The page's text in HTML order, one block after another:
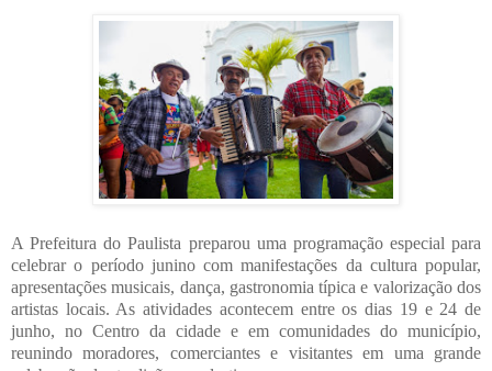
A Prefeitura do Paulista preparou uma programação especial para
celebrar o período junino com manifestações da cultura popular,
apresentações musicais, dança, gastronomia típica e valorização dos
artistas locais. As atividades acontecem entre os dias 19 e 24 de
junho, no Centro da cidade e em comunidades do município,
reunindo moradores, comerciantes e visitantes em uma grande